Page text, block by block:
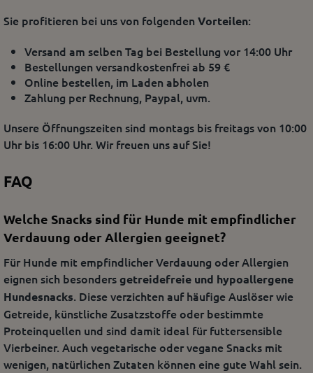
Sie profitieren bei uns von folgendenVorteilen:
Versand am selben Tag bei Bestellung vor 14:00 Uhr
Bestellungen versandkostenfrei ab 59 €
Online bestellen, im Laden abholen
Zahlung per Rechnung, Paypal, uvm.
Unsere Öffnungszeiten sind montags bis freitags von 10:00
Uhr bis 16:00 Uhr. Wir freuen uns auf Sie!
FAQ
Welche Snacks sind für Hunde mit empfindlicher
Verdauung oder Allergien geeignet?
Für Hunde mit empfindlicher Verdauung oder Allergien
eignen sich besondersgetreidefreie und hypoallergene
Hundesnacks. Diese verzichten auf häufige Auslöser wie
Getreide, künstliche Zusatzstoffe oder bestimmte
Proteinquellen und sind damit ideal für futtersensible
Vierbeiner. Auch vegetarische oder vegane Snacks mit
wenigen, natürlichen Zutaten können eine gute Wahl sein.